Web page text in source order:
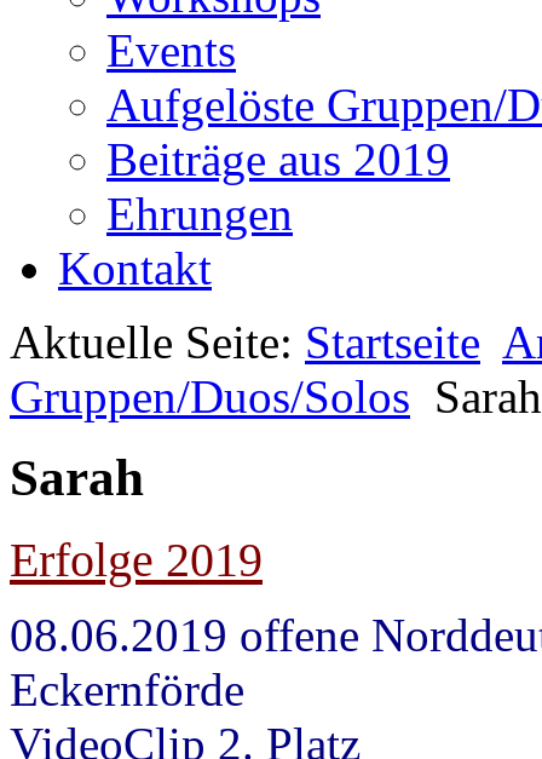
Events
Aufgelöste Gruppen/
Beiträge aus 2019
Ehrungen
Kontakt
Aktuelle Seite: Startseite
Gruppen/Duos/Solos Sarah
Sarah
Erfolge 2019
08.06.2019 offene
Eckernförde
VideoClip 2. Platz